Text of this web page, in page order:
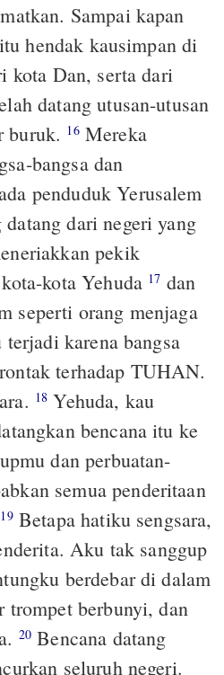
Sampai kapan
hendak kausimpan di
kota Dan, serta dari
datang utusan-utusan
buruk. 16Mereka
bangsa dan
penduduk Yerusalem
dari negeri yang
pekik
kota Yehuda 17 dan
seperti orang menjaga
karena bangsa
terhadap TUHAN.
18 Yehuda, kau
bencana itu ke
dan perbuatan-
semua penderitaan
19Betapa hatiku sengsara,
Aku tak sanggup
berdebar di dalam
trompet berbunyi, dan
20 Bencana datang
seluruh negeri.